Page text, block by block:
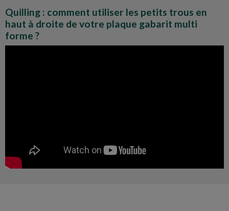
Quilling : comment utiliser les petits trous en
haut à droite de votre plaque gabarit multi
forme ?